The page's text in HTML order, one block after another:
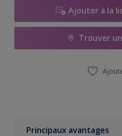
Ajouter à la
Trouver
Principaux avantages